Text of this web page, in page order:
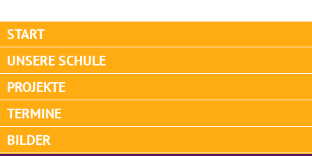
START
UNSERE SCHULE
PROJEKTE
TERMINE
BILDER